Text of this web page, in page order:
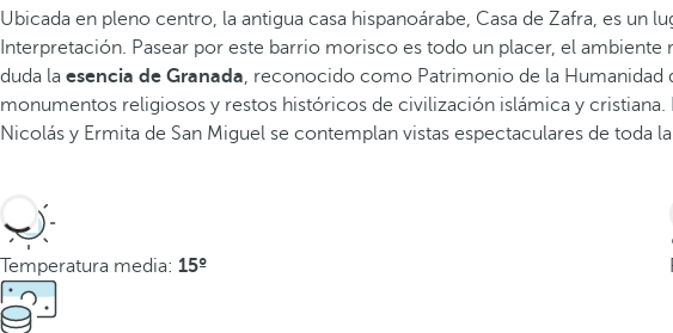
Ubicada en pleno centro, la antigua casa hispanoárabe, Casa de Zafra, es
Interpretación. Pasear por este barrio morisco es todo un placer, el
duda la esencia de Granada, reconocido como Patrimonio de la Humanidad
monumentos religiosos y restos históricos de civilización islámica y
Nicolás y Ermita de San Miguel se contemplan vistas espectaculares de toda
Temperatura media: 15º